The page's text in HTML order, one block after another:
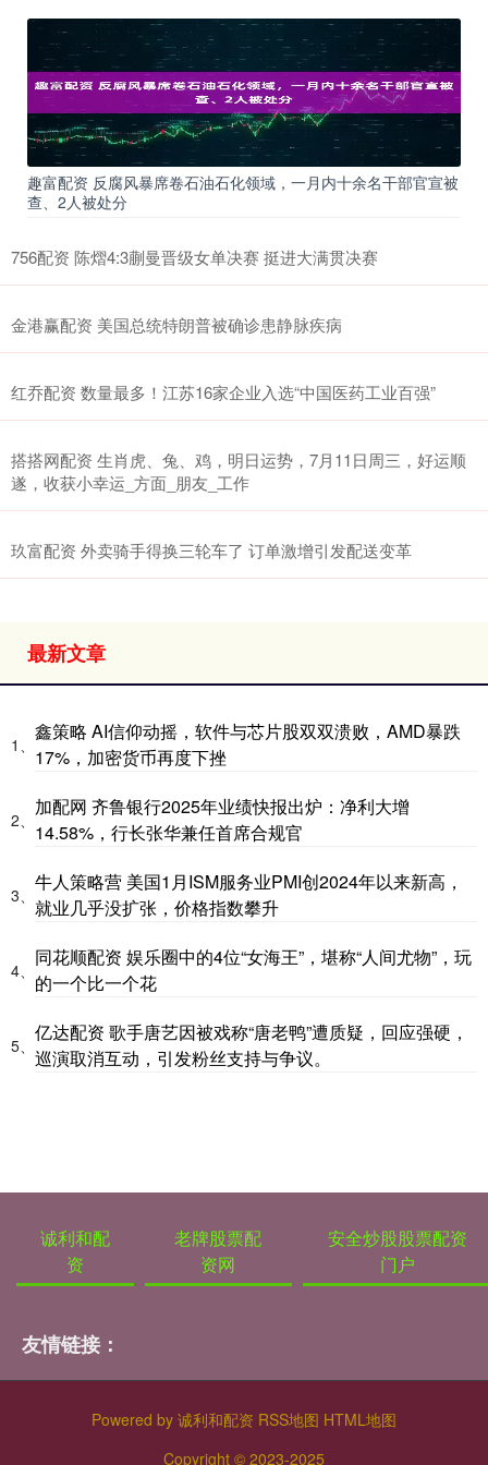
趣富配资 反腐风暴席卷石油石化领域，一月内十余名干部官宣被
查、2人被处分
756配资 陈熠4:3蒯曼晋级女单决赛 挺进大满贯决赛
金港赢配资 美国总统特朗普被确诊患静脉疾病
红乔配资 数量最多！江苏16家企业入选“中国医药工业百强”
搭搭网配资 生肖虎、兔、鸡，明日运势，7月11日周三，好运顺
遂，收获小幸运_方面_朋友_工作
玖富配资 外卖骑手得换三轮车了 订单激增引发配送变革
最新文章
1、
鑫策略 AI信仰动摇，软件与芯片股双双溃败，AMD暴跌
17%，加密货币再度下挫
2、
加配网 齐鲁银行2025年业绩快报出炉：净利大增
14.58%，行长张华兼任首席合规官
3、
牛人策略营 美国1月ISM服务业PMI创2024年以来新高，
就业几乎没扩张，价格指数攀升
4、
同花顺配资 娱乐圈中的4位“女海王”，堪称“人间尤物”，玩
的一个比一个花
5、
亿达配资 歌手唐艺因被戏称“唐老鸭”遭质疑，回应强硬，
巡演取消互动，引发粉丝支持与争议。
诚利和配
资
老牌股票配
资网
安全炒股股票配资
门户
友情链接：
Powered by 诚利和配资 RSS地图 HTML地图
Copyright © 2023-2025